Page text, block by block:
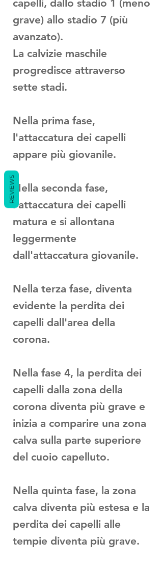
capelli, dallo stadio 1 (meno
grave) allo stadio 7 (più
avanzato).
La calvizie maschile
progredisce attraverso
sette stadi.
Nella prima fase,
l'attaccatura dei capelli
appare più giovanile.
Nella seconda fase,
l'attaccatura dei capelli
matura e si allontana
leggermente
dall'attaccatura giovanile.
Nella terza fase, diventa
evidente la perdita dei
capelli dall'area della
corona.
Nella fase 4, la perdita dei
capelli dalla zona della
corona diventa più grave e
inizia a comparire una zona
calva sulla parte superiore
del cuoio capelluto.
Nella quinta fase, la zona
calva diventa più estesa e la
perdita dei capelli alle
tempie diventa più grave.
REVIEWS